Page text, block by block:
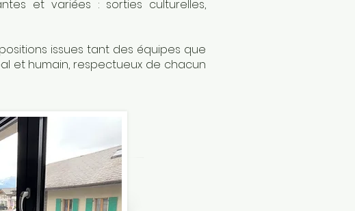
et variées : sorties culturelles,
issues tant des équipes que
et humain, respectueux de chacun